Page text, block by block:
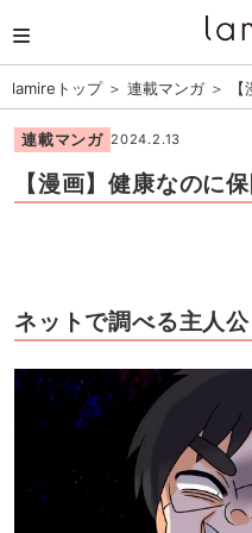
lamireトップ＞ 連載マンガ＞
連載マンガ 2024.2.13
【漫画】健康なのに
ネットで調べる主人公